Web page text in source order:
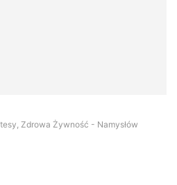
Zdrowa Żywność - Namysłów